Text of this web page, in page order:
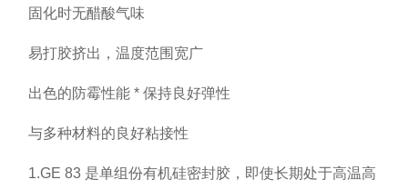
固化时无醋酸气味
易打胶挤出，温度范围宽广
出色的防霉性能 * 保持良好弹性
与多种材料的良好粘接性
1.GE 83 是单组份有机硅密封胶，即使长期处于高温高